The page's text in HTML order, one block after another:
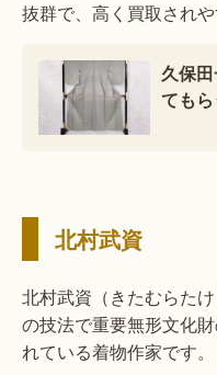
抜群で、高く買取され
久保
ても
北村武資
北村武資（きたむらた
の技法で重要無形文化
れている着物作家です。